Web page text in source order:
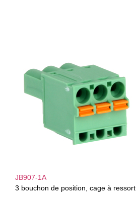
JB907-1A
3 bouchon de position, cage à ressort